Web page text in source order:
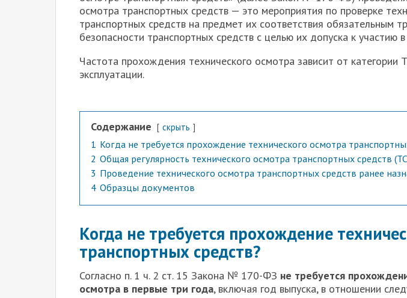
осмотра транспортных средств — это мероприятия по проверке
транспортных средств на предмет их соответствия обязательным
безопасности транспортных средств с целью их допуска к
Частота прохождения технического осмотра зависит от категории
эксплуатации.
Содержание скрыть
1 Когда не требуется прохождение технического осмотра
2 Общая регулярность технического осмотра транспортных средств
3 Проведение технического осмотра транспортных средств ранее
4 Образцы документов
Когда не требуется прохождение
транспортных средств?
Согласно п. 1 ч. 2 ст. 15 Закона № 170-ФЗ не требуется
осмотра в первые три года, включая год выпуска, в отношении